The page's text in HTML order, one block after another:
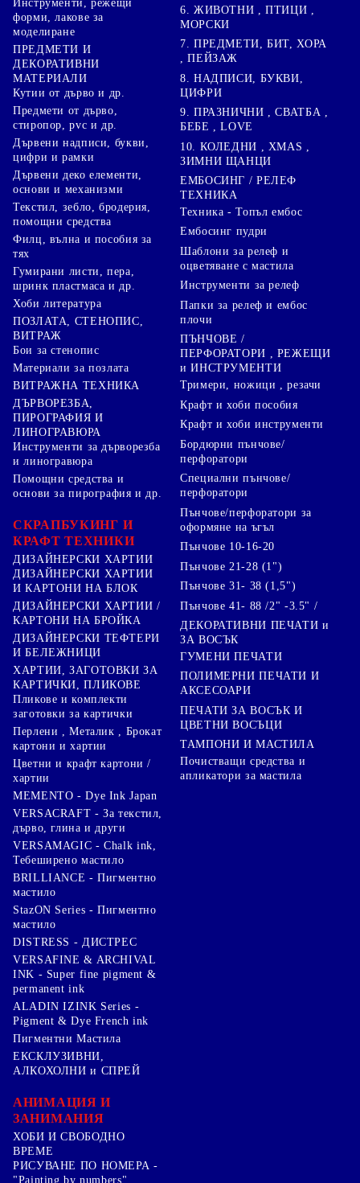
Инструменти, режещи
форми, лакове за
моделиране
ПРЕДМЕТИ И
ДЕКОРАТИВНИ
МАТЕРИАЛИ
Кутии от дърво и др.
Предмети от дърво,
стиропор, pvc и др.
Дървени надписи, букви,
цифри и рамки
Дървени деко елементи,
основи и механизми
Текстил, зебло, бродерия,
помощни средства
Филц, вълна и пособия за
тях
Гумирани листи, пера,
шринк пластмаса и др.
Хоби литература
ПОЗЛАТА, СТЕНОПИС,
ВИТРАЖ
Бои за стенопис
Материали за позлата
ВИТРАЖНА ТЕХНИКА
ДЪРВОРЕЗБА,
ПИРОГРАФИЯ И
ЛИНОГРАВЮРА
Инструменти за дърворезба
и линогравюра
Помощни средства и
основи за пирография и др.
СКРАПБУКИНГ И
КРАФТ ТЕХНИКИ
ДИЗАЙНЕРСКИ ХАРТИИ
ДИЗАЙНЕРСКИ ХАРТИИ
И КАРТОНИ НА БЛОК
ДИЗАЙНЕРСКИ ХАРТИИ /
КАРТОНИ НА БРОЙКА
ДИЗАЙНЕРСКИ ТЕФТЕРИ
И БЕЛЕЖНИЦИ
ХАРТИИ, ЗАГОТОВКИ ЗА
КАРТИЧКИ, ПЛИКОВЕ
Пликове и комплекти
заготовки за картички
Перлени , Металик , Брокат
картони и хартии
Цветни и крафт картони /
хартии
6. ЖИВОТНИ , ПТИЦИ ,
МОРСКИ
7. ПРЕДМЕТИ, БИТ, ХОРА
, ПЕЙЗАЖ
8. НАДПИСИ, БУКВИ,
ЦИФРИ
9. ПРАЗНИЧНИ , СВАТБА ,
БЕБЕ , LOVE
10. КОЛЕДНИ , XMAS ,
ЗИМНИ ЩАНЦИ
ЕМБОСИНГ / РЕЛЕФ
ТЕХНИКА
Техника - Топъл ембос
Ембосинг пудри
Шаблони за релеф и
оцветяване с мастила
Инструменти за релеф
Папки за релеф и ембос
плочи
ПЪНЧОВЕ /
ПЕРФОРАТОРИ , РЕЖЕЩИ
и ИНСТРУМЕНТИ
Тримери, ножици , резачи
Крафт и хоби пособия
Крафт и хоби инструменти
Бордюрни пънчове/
перфоратори
Специални пънчове/
перфоратори
Пънчове/перфоратори за
оформяне на ъгъл
Пънчове 10-16-20
Пънчове 21-28 (1")
Пънчове 31- 38 (1,5")
Пънчове 41- 88 /2" -3.5" /
ДЕКОРАТИВНИ ПЕЧАТИ и
ЗА ВОСЪК
ГУМЕНИ ПЕЧАТИ
ПОЛИМЕРНИ ПЕЧАТИ И
АКСЕСОАРИ
ПЕЧАТИ ЗА ВОСЪК И
ЦВЕТНИ ВОСЪЦИ
ТАМПОНИ И МАСТИЛА
Почистващи средства и
апликатори за мастила
MEMENTO - Dye Ink Japan
VERSACRAFT - За текстил,
дърво, глина и други
VERSAMAGIC - Chalk ink,
Тебеширено мастило
BRILLIANCE - Пигментно
мастило
StazON Series - Пигментно
мастило
DISTRESS - ДИСТРЕС
VERSAFINE & ARCHIVAL
INK - Super fine pigment &
permanent ink
ALADIN IZINK Series -
Pigment & Dye French ink
Пигментни Мастила
ЕКСКЛУЗИВНИ,
АЛКОХОЛНИ и СПРЕЙ
АНИМАЦИЯ И
ЗАНИМАНИЯ
ХОБИ И СВОБОДНО
ВРЕМЕ
РИСУВАНЕ ПО НОМЕРА -
"Painting by numbers"